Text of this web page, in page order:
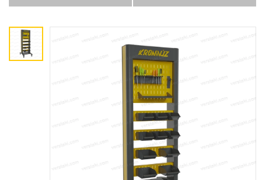
АКЦИИ
0
Коммерческий отдел:
Сервисный центр: